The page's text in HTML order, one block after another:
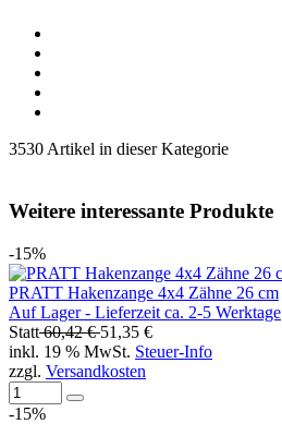
3530 Artikel in dieser Kategorie
Weitere interessante Produkte
-15%
PRATT Hakenzange 4x4 Zähne 26 cm
Auf Lager - Lieferzeit ca. 2-5 Werktage
Statt60,42 €51,35 €
inkl. 19 % MwSt. Steuer-Info
zzgl. Versandkosten
-15%